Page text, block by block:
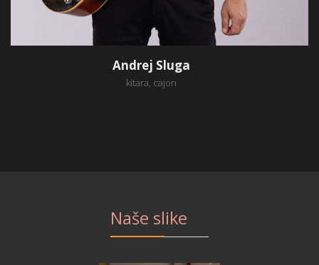
Andrej Sluga
kitara, cajon
Naše slike